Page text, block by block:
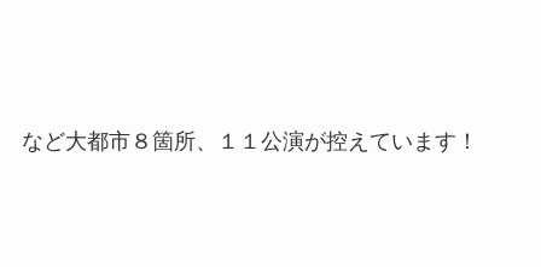
など大都市８箇所、１１公演が控えています！